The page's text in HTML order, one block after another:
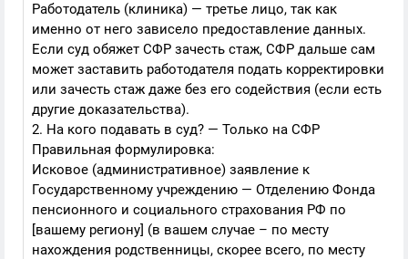
Работодатель (клиника) — третье лицо, так как
именно от него зависело предоставление данных.
Если суд обяжет СФР зачесть стаж, СФР дальше сам
может заставить работодателя подать корректировки
или зачесть стаж даже без его содействия (если есть
другие доказательства).
2. На кого подавать в суд? — Только на СФР
Правильная формулировка:
Исковое (административное) заявление к
Государственному учреждению — Отделению Фонда
пенсионного и социального страхования РФ по
[вашему региону] (в вашем случае – по месту
нахождения родственницы, скорее всего, по месту